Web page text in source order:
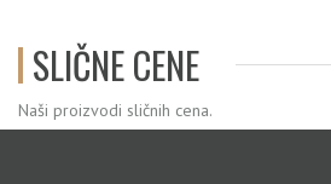
SLIČNE CENE
Naši proizvodi sličnih cena.